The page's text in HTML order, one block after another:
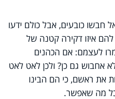
חבשו כובעים, אבל כולם ידעו
איזו דקירה קטנה של
לעצמם: אם הכהנים
אחבוש גם כן? ולכן לאט לאט
את ראשם, כי הם הבינו
מה שאפשר.